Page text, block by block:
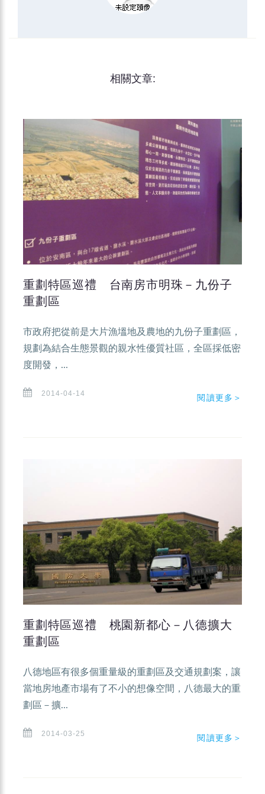
相關文章:
重劃特區巡禮 台南房市明珠－九份子
重劃區
市政府把從前是大片漁塭地及農地的九份子重劃區，
規劃為結合生態景觀的親水性優質社區，全區採低密
度開發，...
2014-04-14 閱讀更多＞
重劃特區巡禮 桃園新都心－八德擴大
重劃區
八德地區有很多個重量級的重劃區及交通規劃案，讓
當地房地產市場有了不小的想像空間，八德最大的重
劃區－擴...
2014-03-25 閱讀更多＞